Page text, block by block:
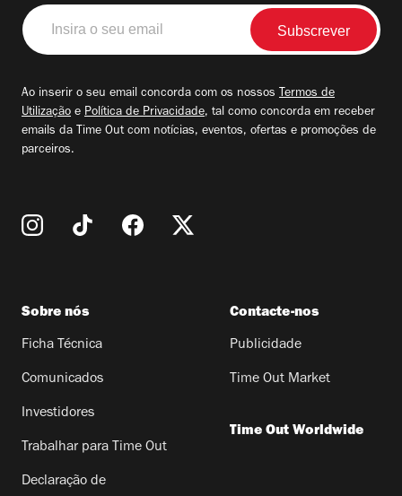
Insira
o
seu
Ao inserir o seu email concorda com os nossos Termos de
Utilização e Política de Privacidade, tal como concorda em receber
emails da Time Out com notícias, eventos, ofertas e promoções de
parceiros.
Sobre nós
Ficha Técnica
Comunicados
Investidores
Trabalhar para Time Out
Declaração de
Contacte-nos
Publicidade
Time Out Market
Time Out Worldwide